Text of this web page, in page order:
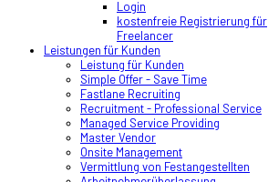
Login
kostenfreie Registrierung für
Freelancer
Leistungen für Kunden
Leistung für Kunden
Simple Offer - Save Time
Fastlane Recruiting
Recruitment - Professional Service
Managed Service Providing
Master Vendor
Onsite Management
Vermittlung von Festangestellten